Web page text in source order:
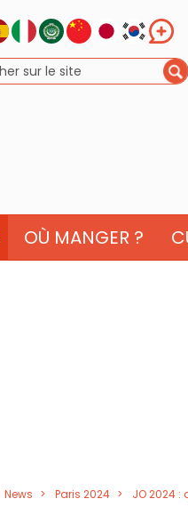
OÙ MANGER ?
News Paris 2024 JO 2024